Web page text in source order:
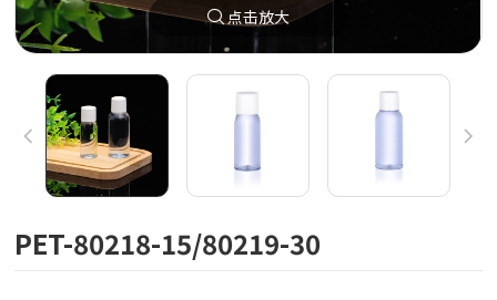
点击放大
PET-80218-15/80219-30